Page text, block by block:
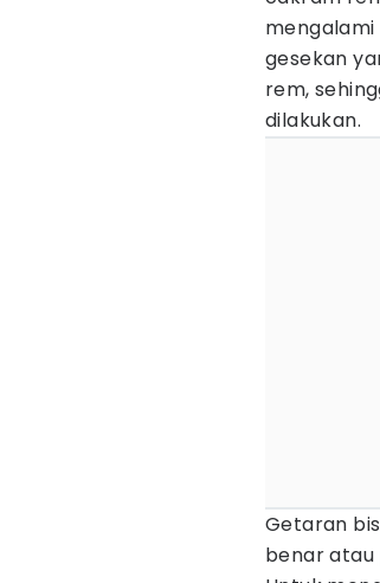
gesekan
rem,
dilakukan.
Getaran
benar atau